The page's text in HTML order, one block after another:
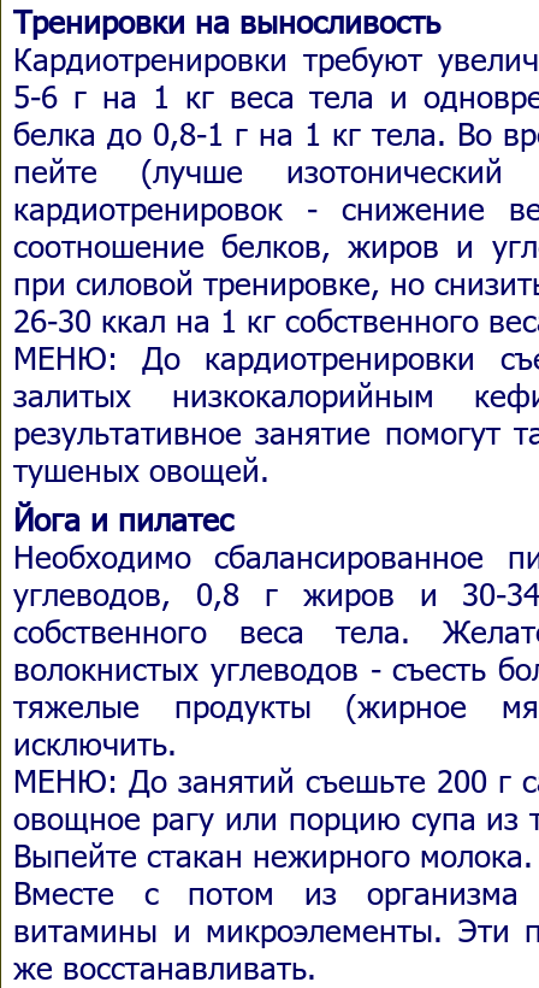
Тренировки на выносливость
Кардиотренировки требуют
5-6 г на 1 кг веса тела и
белка до 0,8-1 г на 1 кг тела. Во
пейте (лучше
кардиотренировок - снижение
соотношение белков, жиров и
при силовой тренировке, но
26-30 ккал на 1 кг собственного
МЕНЮ: До кардиотренировки
залитых низкокалорийным
результативное занятие помогут
тушеных овощей.
Йога и пилатес
Необходимо
углеводов, 0,8 г жиров и 30-
собственного веса тела.
волокнистых углеводов - съесть
тяжелые продукты (жирное
исключить.
МЕНЮ: До занятий съешьте 200 г
овощное рагу или порцию супа из
Выпейте стакан нежирного молока.
Вместе с потом из организма
витамины и микроэлементы. Эти
же восстанавливать.